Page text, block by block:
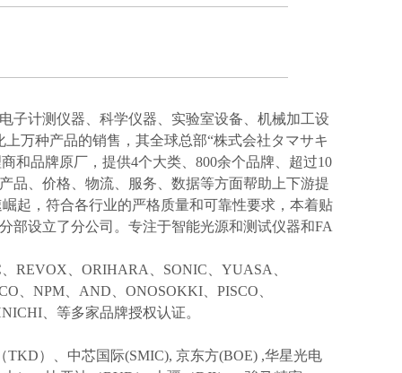
子计测仪器、科学仪器、实验室设备、机械加工设
万种产品的销售，其全球总部“株式会社タマサキ
和品牌原厂，提供4个大类、800余个品牌、超过10
品、价格、物流、服务、数据等方面帮助上下游提
起，符合各行业的严格质量和可靠性要求，本着贴
部设立了分公司。专注于智能光源和测试仪器和FA
REVOX、ORIHARA、SONIC、YUASA、
、NPM、AND、ONOSOKKI、PISCO、
、等多家品牌授权认证。
TKD）、中芯国际(SMIC), 京东方(BOE) ,华星光电